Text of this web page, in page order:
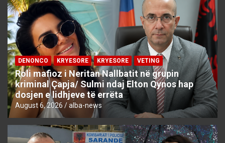
DENONCO KRYESORE KRYESORE VETING
Roli mafioz i Neritan Nallbatit në grupin
kriminal Çapja/ Sulmi ndaj Elton Qynos hap
dosjen e lidhjeve të errëta
August 6, 2026 alba-news